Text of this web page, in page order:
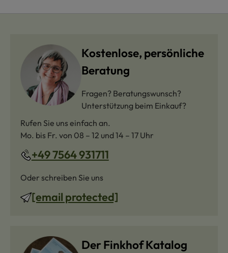
Kostenlose, persönliche
Beratung
Fragen? Beratungswunsch?
Unterstützung beim Einkauf?
Rufen Sie uns einfach an.
Mo. bis Fr. von 08 – 12 und 14 – 17 Uhr
+49 7564 931711
Oder schreiben Sie uns
[email protected]
Der Finkhof Katalog